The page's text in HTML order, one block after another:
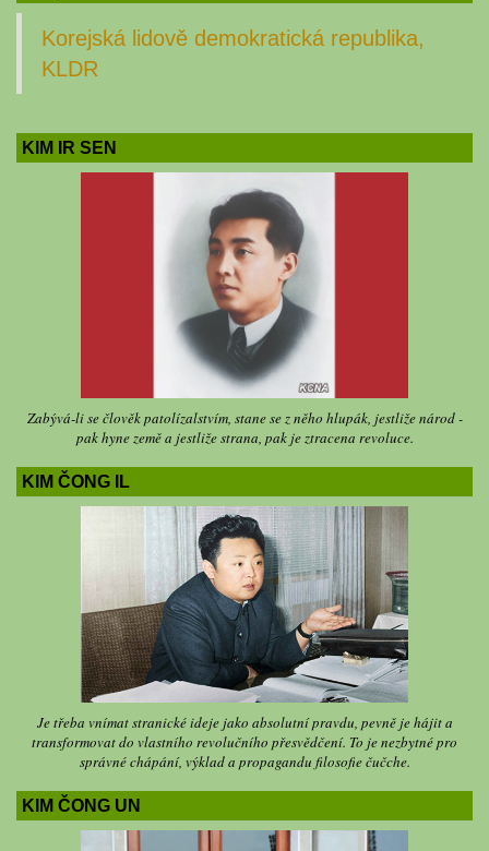
Korejská lidově demokratická republika,
KLDR
KIM IR SEN
Zabývá-li se člověk patolízalstvím, stane se z něho hlupák, jestliže národ -
pak hyne země a jestliže strana, pak je ztracena revoluce.
KIM ČONG IL
Je třeba vnímat stranické ideje jako absolutní pravdu, pevně je hájit a
transformovat do vlastního revolučního přesvědčení. To je nezbytné pro
správné chápání, výklad a propagandu filosofie čučche.
KIM ČONG UN